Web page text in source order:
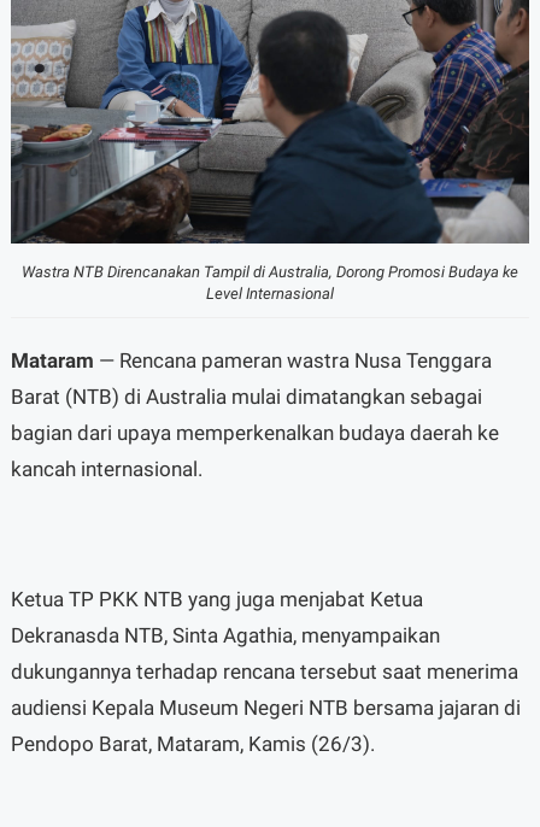
Wastra NTB Direncanakan Tampil di Australia, Dorong Promosi Budaya ke
Level Internasional
Mataram — Rencana pameran wastra Nusa Tenggara
Barat (NTB) di Australia mulai dimatangkan sebagai
bagian dari upaya memperkenalkan budaya daerah ke
kancah internasional.
Ketua TP PKK NTB yang juga menjabat Ketua
Dekranasda NTB, Sinta Agathia, menyampaikan
dukungannya terhadap rencana tersebut saat menerima
audiensi Kepala Museum Negeri NTB bersama jajaran di
Pendopo Barat, Mataram, Kamis (26/3).